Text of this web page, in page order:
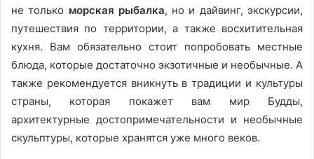
не только морская рыбалка, но и дайвинг, экскурсии,
путешествия по территории, а также восхитительная
кухня. Вам обязательно стоит попробовать местные
блюда, которые достаточно экзотичные и необычные. А
также рекомендуется вникнуть в традиции и культуры
страны, которая покажет вам мир Будды,
архитектурные достопримечательности и необычные
скульптуры, которые хранятся уже много веков.